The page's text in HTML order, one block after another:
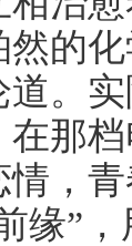
的
。
那
，
缘”